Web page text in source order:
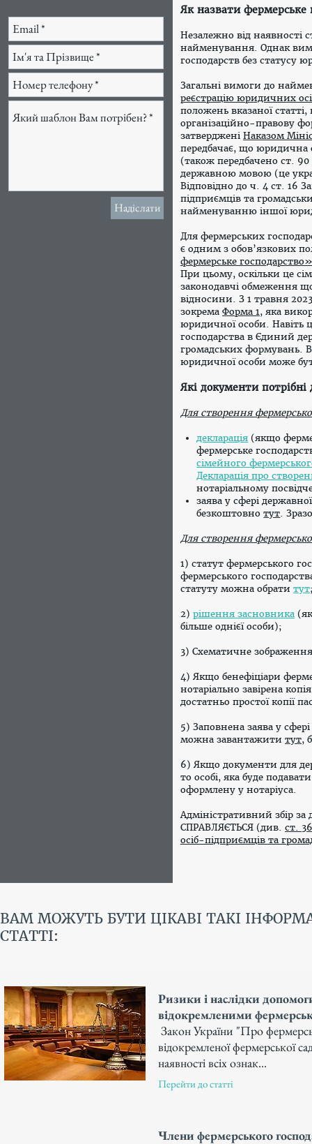
Надіслати
Як назвати фермерське
Незалежно від наявності
найменування. Однак
господарств без статусу
Загальні вимоги до
реєстрацію юридичних
положень вказаної
організаційно-правову
затверджені Наказом
передбачає, що юридична
(також передбачено ст.
державною мовою (це
Відповідно до ч. 4 ст. 16
підприємців та
найменуванню іншої
Для фермерських
є одним з обов’язкових
фермерське господарство»
При цьому, оскільки це
законодавчі обмеження
відносини. З 1 травня
зокрема Форма 1, яка
юридичної особи. Навіть
господарства в Єдиний
громадських формувань.
юридичної особи може
Які документи потрібні
Для створення
декларація (якщо
фермерське
сімейного
Декларація про
нотаріальному
заява у сфері
безкоштовнотут.
Для створення
1) статут фермерського
фермерського
статуту можна обрати тут
2) рішення засновника
більше однієї особи);
3) Схематичне
4) Якщо бенефіціари
нотаріально завірена
достатньо простої копії
5) Заповнена заява у
можна завантажити тут,
6) Якщо документи для
то особі, яка буде
оформлену у нотаріуса.
Адміністративний збір
СПРАВЛЯЄТЬСЯ (див. ст.
осіб-підприємців та
ВАМ МОЖУТЬ БУТИ ЦІКАВІ ТАКІ
СТАТТІ:
Ризики і наслідки
відокремленими
Закон України "Про
відокремленої фермерської
наявності всіх ознак...
Перейти до статті
Члени фермерського